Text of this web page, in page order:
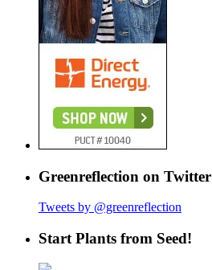
Greenreflection on Twitter
Tweets by @greenreflection
Start Plants from Seed!